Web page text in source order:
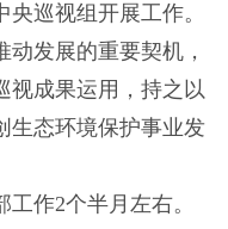
巡视组开展工作。
发展的重要契机，
视成果运用，持之以
生态环境保护事业发
作2个半月左右。